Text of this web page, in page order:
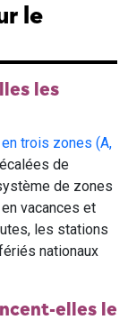
le
les
trois zones (A,
de
de zones
vacances et
les stations
nationaux
elles le